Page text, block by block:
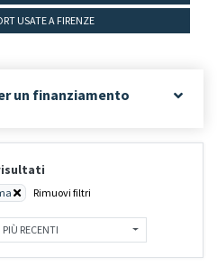
USATE A FIRENZE
un finanziamento
Rimuovi filtri
RECENTI